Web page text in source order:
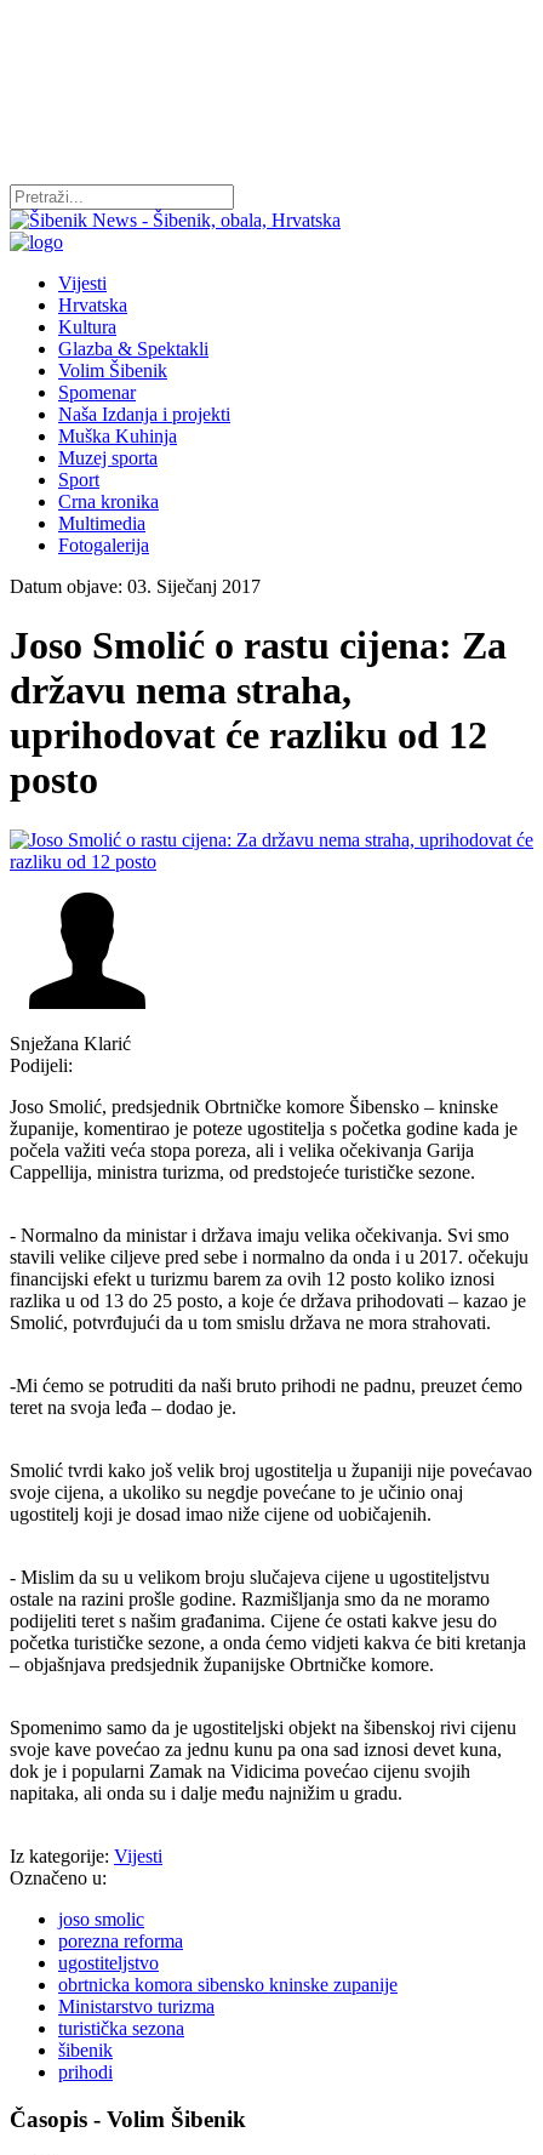
Vijesti
Hrvatska
Kultura
Glazba & Spektakli
Volim Šibenik
Spomenar
Naša Izdanja i projekti
Muška Kuhinja
Muzej sporta
Sport
Crna kronika
Multimedia
Fotogalerija
Datum objave: 03. Siječanj 2017
Joso Smolić o rastu cijena: Za
državu nema straha,
uprihodovat će razliku od 12
posto
Snježana Klarić
Podijeli:
Joso Smolić, predsjednik Obrtničke komore Šibensko – kninske
županije, komentirao je poteze ugostitelja s početka godine kada je
počela važiti veća stopa poreza, ali i velika očekivanja Garija
Cappellija, ministra turizma, od predstojeće turističke sezone.
- Normalno da ministar i država imaju velika očekivanja. Svi smo
stavili velike ciljeve pred sebe i normalno da onda i u 2017. očekuju
financijski efekt u turizmu barem za ovih 12 posto koliko iznosi
razlika u od 13 do 25 posto, a koje će država prihodovati – kazao je
Smolić, potvrđujući da u tom smislu država ne mora strahovati.
-Mi ćemo se potruditi da naši bruto prihodi ne padnu, preuzet ćemo
teret na svoja leđa – dodao je.
Smolić tvrdi kako još velik broj ugostitelja u županiji nije povećavao
svoje cijena, a ukoliko su negdje povećane to je učinio onaj
ugostitelj koji je dosad imao niže cijene od uobičajenih.
- Mislim da su u velikom broju slučajeva cijene u ugostiteljstvu
ostale na razini prošle godine. Razmišljanja smo da ne moramo
podijeliti teret s našim građanima. Cijene će ostati kakve jesu do
početka turističke sezone, a onda ćemo vidjeti kakva će biti kretanja
– objašnjava predsjednik županijske Obrtničke komore.
Spomenimo samo da je ugostiteljski objekt na šibenskoj rivi cijenu
svoje kave povećao za jednu kunu pa ona sad iznosi devet kuna,
dok je i popularni Zamak na Vidicima povećao cijenu svojih
napitaka, ali onda su i dalje među najnižim u gradu.
Iz kategorije: Vijesti
Označeno u:
joso smolic
porezna reforma
ugostiteljstvo
obrtnicka komora sibensko kninske zupanije
Ministarstvo turizma
turistička sezona
šibenik
prihodi
Časopis - Volim Šibenik